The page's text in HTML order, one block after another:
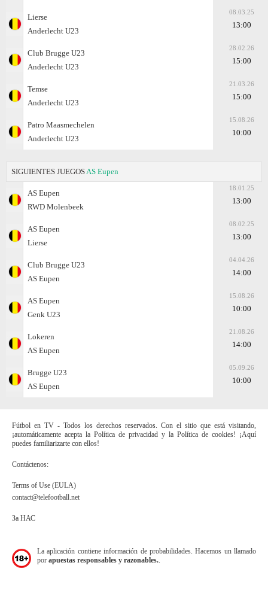
Lierse
Anderlecht U23
08.03.25
13:00
Club Brugge U23
Anderlecht U23
28.02.26
15:00
Temse
Anderlecht U23
21.03.26
15:00
Patro Maasmechelen
Anderlecht U23
15.08.26
10:00
SIGUIENTES JUEGOS AS Eupen
AS Eupen
RWD Molenbeek
18.01.25
13:00
AS Eupen
Lierse
08.02.25
13:00
Club Brugge U23
AS Eupen
04.04.26
14:00
AS Eupen
Genk U23
15.08.26
10:00
Lokeren
AS Eupen
21.08.26
14:00
Brugge U23
AS Eupen
05.09.26
10:00
Fútbol en TV - Todos los derechos reservados. Con el sitio que está visitando,
¡automáticamente acepta la Política de privacidad y la Política de cookies! ¡Aquí
puedes familiarizarte con ellos!
Contáctenos:
Terms of Use (EULA)
contact@telefootball.net
За НАС
La aplicación contiene información de probabilidades. Hacemos un llamado
por apuestas responsables y razonables.